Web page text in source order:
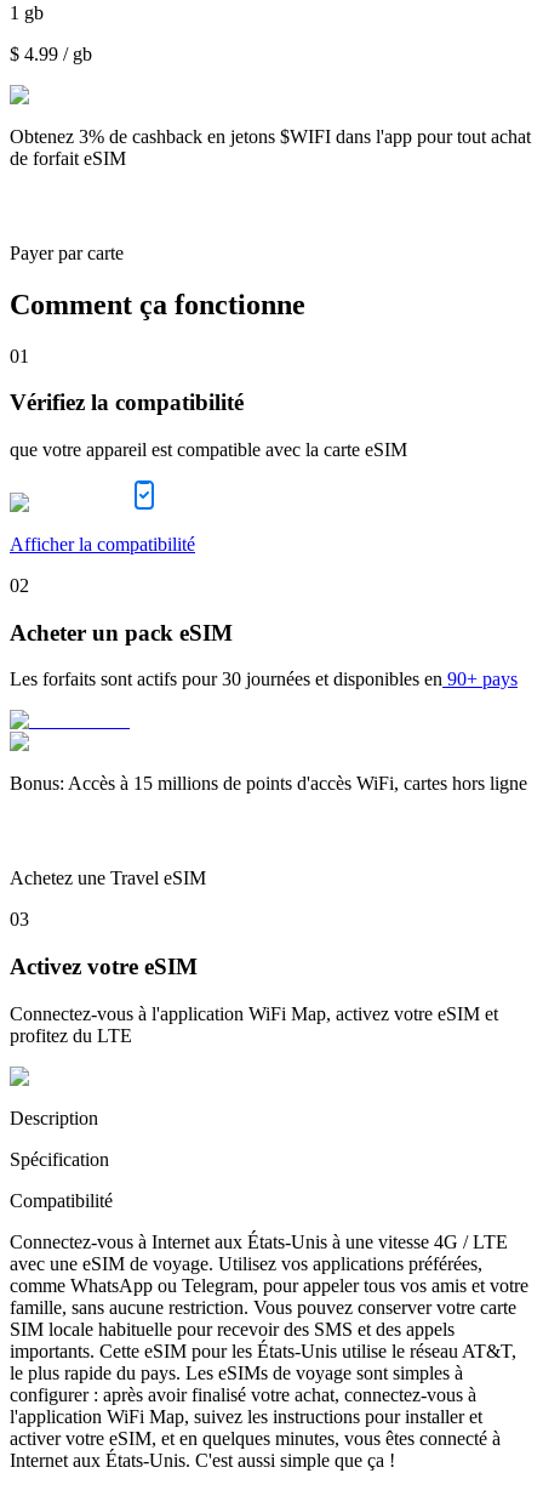
1 gb
$ 4.99 / gb
Obtenez 3% de cashback en jetons $WIFI dans l'app pour tout achat
de forfait eSIM
Payer par carte
Comment ça fonctionne
01
Vérifiez la compatibilité
que votre appareil est compatible avec la carte eSIM
Afficher la compatibilité
02
Acheter un pack eSIM
Les forfaits sont actifs pour 30 journées et disponibles en 90+ pays
Bonus: Accès à 15 millions de points d'accès WiFi, cartes hors ligne
Achetez une Travel eSIM
03
Activez votre eSIM
Connectez-vous à l'application WiFi Map, activez votre eSIM et
profitez du LTE
Description
Spécification
Compatibilité
Connectez-vous à Internet aux États-Unis à une vitesse 4G / LTE
avec une eSIM de voyage. Utilisez vos applications préférées,
comme WhatsApp ou Telegram, pour appeler tous vos amis et votre
famille, sans aucune restriction. Vous pouvez conserver votre carte
SIM locale habituelle pour recevoir des SMS et des appels
importants. Cette eSIM pour les États-Unis utilise le réseau AT&T,
le plus rapide du pays. Les eSIMs de voyage sont simples à
configurer : après avoir finalisé votre achat, connectez-vous à
l'application WiFi Map, suivez les instructions pour installer et
activer votre eSIM, et en quelques minutes, vous êtes connecté à
Internet aux États-Unis. C'est aussi simple que ça !